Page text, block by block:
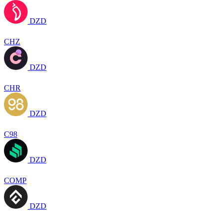
DZD
CHZ
DZD
CHR
DZD
C98
DZD
COMP
DZD